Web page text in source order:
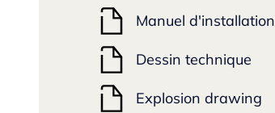
Manuel d'installation
Dessin technique
Explosion drawing